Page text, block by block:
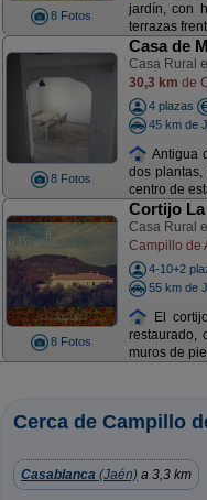
8 Fotos
jardín, con
terrazas
8 Fotos
Casa de
Casa Rural
30,3 km de
4 plazas
45 km de
Antigua
dos
centro de
8 Fotos
Cortijo
Casa Rural
Campillo de
4-10+2
55 km de
El
restaurado,
muros de
Cerca de Campillo
Casablanca (Jaén) a 3,3 km